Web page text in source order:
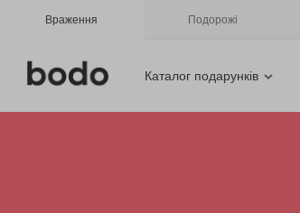
Враження Подорожі
Каталог подарунків